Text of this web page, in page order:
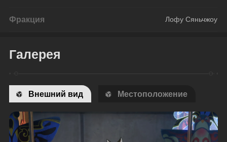
Фракция Лофу Сяньчжоу
Галерея
Внешний вид Местоположение